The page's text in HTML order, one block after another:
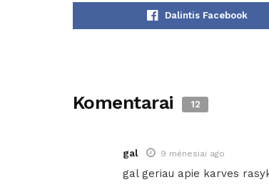
Dalintis Facebook
Komentarai 12
gal 9 mėnesiai ago
gal geriau apie karves